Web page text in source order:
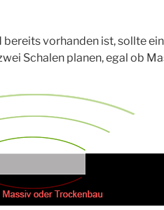
bereits vorhanden ist, sollte
Schalen planen, egal ob